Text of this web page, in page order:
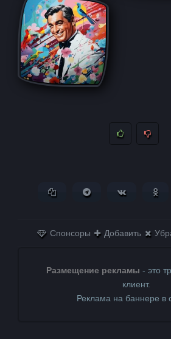
Копировать ссылку
Поделиться в
Спонсоры Добавить
Размещение рекламы - это
клиент.
Реклама на баннере в